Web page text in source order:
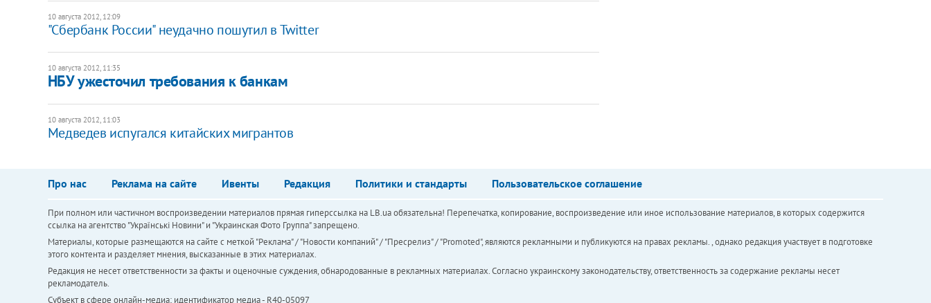
10 августа 2012, 12:09
"Сбербанк России" неудачно пошутил в Twitter
10 августа 2012, 11:35
НБУ ужесточил требования к банкам
10 августа 2012, 11:03
Медведев испугался китайских мигрантов
Про нас Реклама на сайте Ивенты Редакция Политики и стандарты Пользовательское соглашение
При полном или частичном воспроизведении материалов прямая гиперссылка на LB.ua обязательна! Перепечатка, копирование, воспроизведение или иное использование материалов, в которых содержится
ссылка на агентство "Українськi Новини" и "Украинская Фото Группа" запрещено.
Материалы, которые размещаются на сайте с меткой "Реклама" / "Новости компаний" / "Пресрелиз" / "Promoted", являются рекламными и публикуются на правах рекламы. , однако редакция участвует в подготовке
этого контента и разделяет мнения, высказанные в этих материалах.
Редакция не несет ответственности за факты и оценочные суждения, обнародованные в рекламных материалах. Согласно украинскому законодательству, ответственность за содержание рекламы несет
рекламодатель.
Субъект в сфере онлайн-медиа; идентификатор медиа - R40-05097